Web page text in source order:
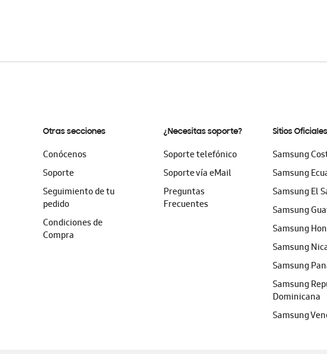
Otras secciones
Conócenos
Soporte
Seguimiento de tu
pedido
Condiciones de
Compra
¿Necesitas soporte?
Soporte telefónico
Soporte vía eMail
Preguntas
Frecuentes
Sitios Oficiales
Samsung
Samsung
Samsung El
Samsung
Samsung
Samsung
Samsung
Samsung
Dominicana
Samsung